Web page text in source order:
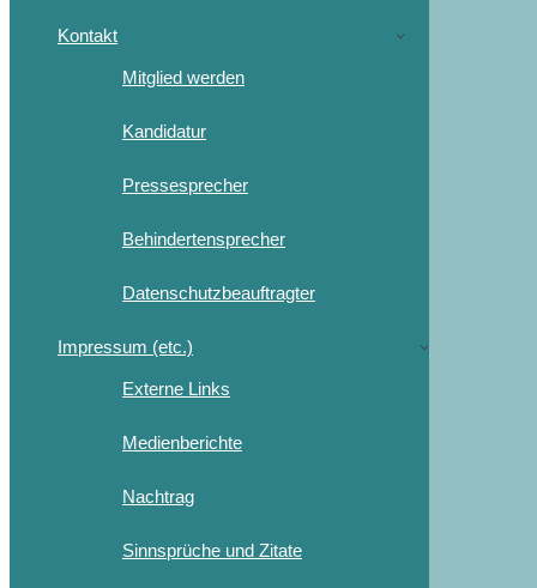
Kontakt
Mitglied werden
Kandidatur
Pressesprecher
Behindertensprecher
Datenschutzbeauftragter
Impressum (etc.)
Externe Links
Medienberichte
Nachtrag
Sinnsprüche und Zitate